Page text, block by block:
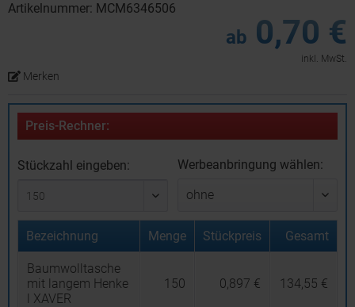
Artikelnummer: MCM6346506
ab 0,70 €
inkl. MwSt.
Merken
Preis-Rechner:
Stückzahl eingeben: Werbeanbringung wählen:
Bezeichnung Menge Stückpreis Gesamt
Baumwolltasche
mit langem Henke
l XAVER
150 0,897 € 134,55 €